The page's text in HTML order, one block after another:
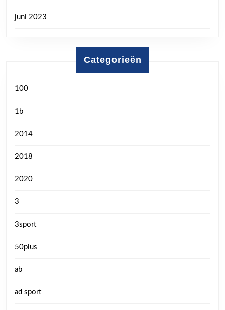
juni 2023
Categorieën
100
1b
2014
2018
2020
3
3sport
50plus
ab
ad sport